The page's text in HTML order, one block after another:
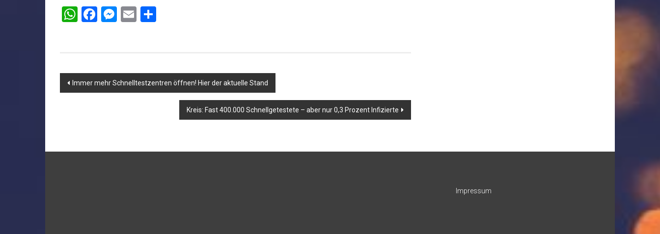
WhatsApp
Facebook
Messenger
Email
Beitragsnavigation
Immer mehr Schnelltestzentren öffnen! Hier der aktuelle Stand
Kreis: Fast 400.000 Schnellgetestete – aber nur 0,3 Prozent Infizierte
Impressum